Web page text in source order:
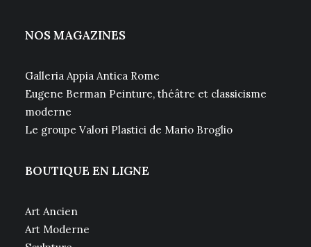
NOS MAGAZINES
Galleria Appia Antica Rome
Eugene Berman Peinture, théâtre et classicisme
moderne
Le groupe Valori Plastici de Mario Broglio
BOUTIQUE EN LIGNE
Art Ancien
Art Moderne